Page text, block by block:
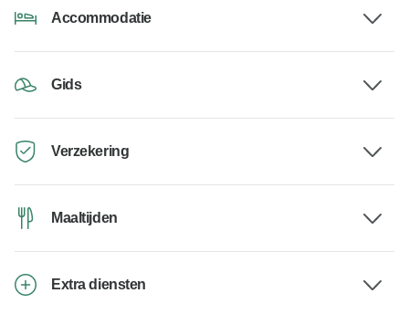
Accommodatie
Gids
Verzekering
Maaltijden
Extra diensten